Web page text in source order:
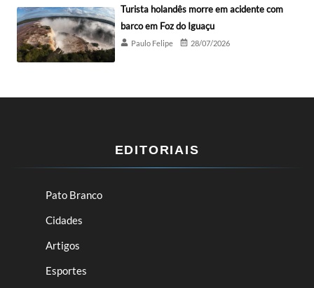
Turista holandês morre em acidente com
barco em Foz do Iguaçu
Paulo Felipe 28/07/2026
EDITORIAIS
Pato Branco
Cidades
Artigos
Esportes